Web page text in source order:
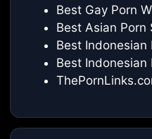
Best Gay Porn
Best Asian Porn
Best Indonesian
Best Indonesian